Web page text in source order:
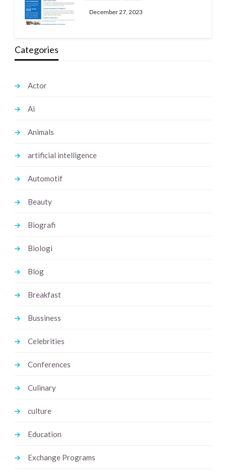
December 27, 2023
Categories
Actor
Ai
Animals
artificial intelligence
Automotif
Beauty
Biografi
Biologi
Blog
Breakfast
Bussiness
Celebrities
Conferences
Culinary
culture
Education
Exchange Programs